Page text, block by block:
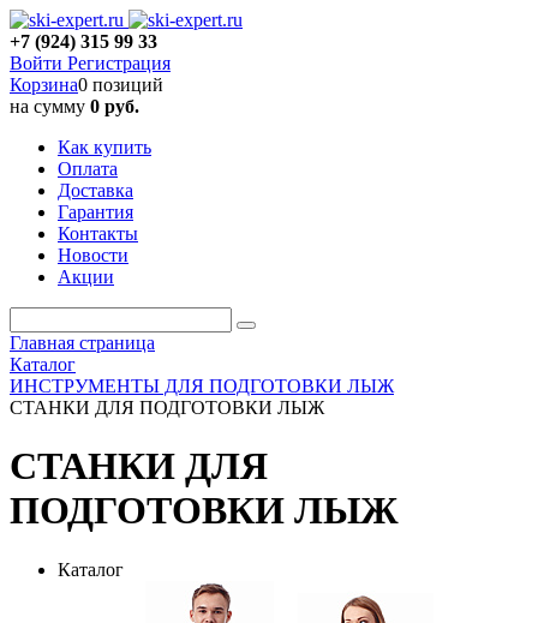
+7 (924) 315 99 33
Войти Регистрация
Корзина0 позиций
на сумму 0 руб.
Как купить
Оплата
Доставка
Гарантия
Контакты
Новости
Акции
Главная страница
Каталог
ИНСТРУМЕНТЫ ДЛЯ ПОДГОТОВКИ ЛЫЖ
СТАНКИ ДЛЯ ПОДГОТОВКИ ЛЫЖ
СТАНКИ ДЛЯ
ПОДГОТОВКИ ЛЫЖ
Каталог